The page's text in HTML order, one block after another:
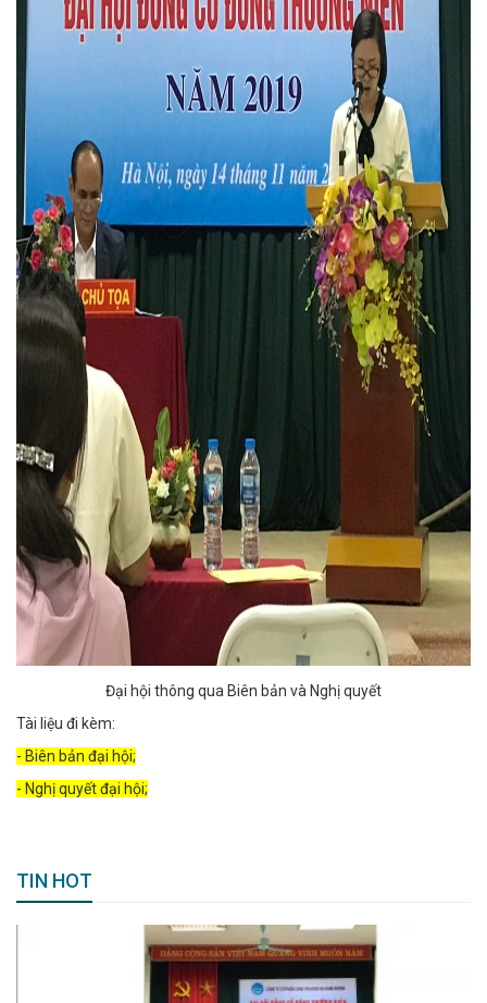
Đại hội thông qua Biên bản và Nghị quyết
Tài liệu đi kèm:
- Biên bản đại hội;
- Nghị quyết đại hội;
TIN HOT